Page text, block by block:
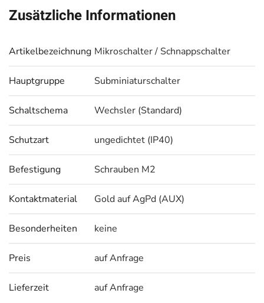
Zusätzliche Informationen
Artikelbezeichnung Mikroschalter / Schnappschalter
Hauptgruppe Subminiaturschalter
Schaltschema Wechsler (Standard)
Schutzart ungedichtet (IP40)
Befestigung Schrauben M2
Kontaktmaterial Gold auf AgPd (AUX)
Besonderheiten keine
Preis auf Anfrage
Lieferzeit auf Anfrage